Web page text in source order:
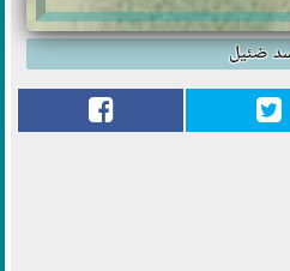
ضئيل